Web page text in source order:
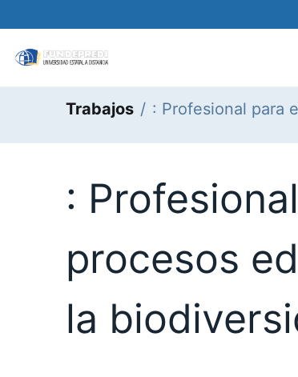
Trabajos : Profesional para
:
procesos
la